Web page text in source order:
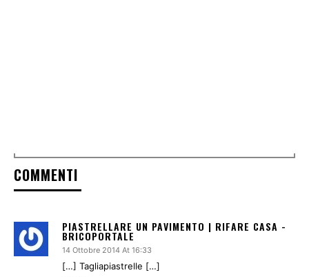
COMMENTI
PIASTRELLARE UN PAVIMENTO | RIFARE CASA -
BRICOPORTALE
14 Ottobre 2014 At 16:33
[…] Tagliapiastrelle […]